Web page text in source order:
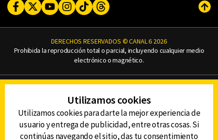
FacebookTwitterYoutubeInstagram
TikTokThreads
DERECHOS RESERVADOS © CANAL 6 2026
Prohibida la reproducción total o parcial, incluyendo cualquier medio
electrónico o magnético.
AVISO DE PRIVACIDAD
AVISO LEGAL
DEFENSORÍA DE LAS AUDIENCIAS
Utilizamos cookies
Utilizamos cookies para darte la mejor experiencia de
usuario y entrega de publicidad, entre otras cosas. Si
continúas navegando el sitio, das tu consentimiento